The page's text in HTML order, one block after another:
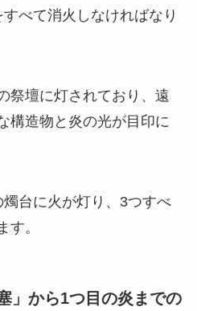
べて消火しなければなり
祭壇に灯されており、遠
構造物と炎の光が目印に
台に火が灯り、3つすべ
す。
」から1つ目の炎までの